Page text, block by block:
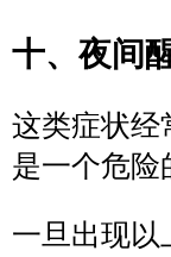
十、夜间
这类症状经
是一个危险
一旦出现以